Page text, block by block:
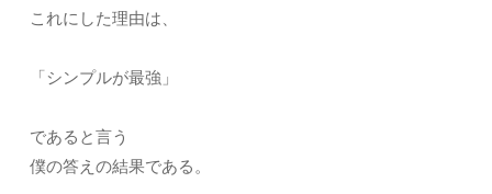
これにした理由は、
「シンプルが最強」
であると言う
僕の答えの結果である。